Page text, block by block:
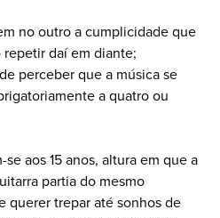
no outro a cumplicidade que
daí em diante;
perceber que a música se
a quatro ou
aos 15 anos, altura em que a
partia do mesmo
querer trepar até sonhos de